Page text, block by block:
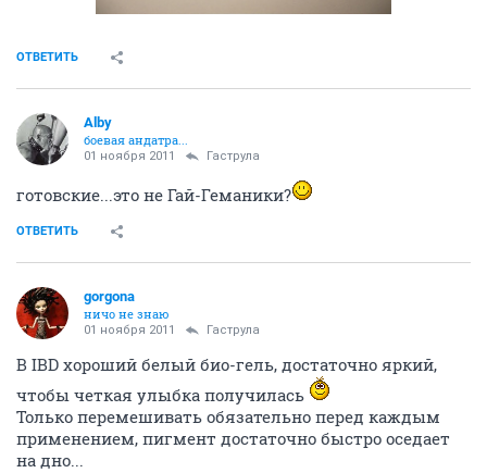
ОТВЕТИТЬ
Alby
боевая андатра...
01 ноября 2011 Гаструла
готовские...это не Гай-Геманики?
ОТВЕТИТЬ
gorgona
ничо не знаю
01 ноября 2011 Гаструла
В IBD хороший белый био-гель, достаточно яркий,
чтобы четкая улыбка получилась
Только перемешивать обязательно перед каждым
применением, пигмент достаточно быстро оседает
на дно...